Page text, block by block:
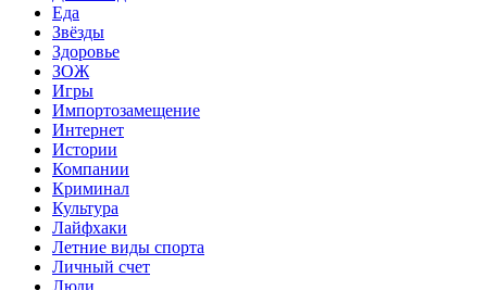
Еда
Звёзды
Здоровье
ЗОЖ
Игры
Импортозамещение
Интернет
Истории
Компании
Криминал
Культура
Лайфхаки
Летние виды спорта
Личный счет
Люди